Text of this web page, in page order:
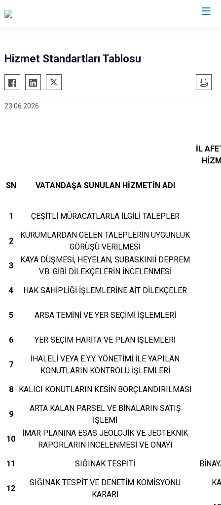
Hizmet Standartları Tablosu
23.06.2026
İL
SN VATANDAŞA SUNULAN HİZMETİN ADI
1 ÇEŞİTLİ MÜRACATLARLA İLGİLİ TALEPLER
2
KURUMLARDAN GELEN TALEPLERİN UYGUNLUK
GÖRÜŞÜ VERİLMESİ
3
KAYA DÜŞMESİ, HEYELAN, SUBASKINIİ DEPREM
V.B. GİBİ DİLEKÇELERİN İNCELENMESİ
4
HAK SAHİPLİĞİ İŞLEMLERİNE AİT DİLEKÇELER
5 ARSA TEMİNİ VE YER SEÇİMİ İŞLEMLERİ
6 YER SEÇİM HARİTA VE PLAN İŞLEMLERİ
7
İHALELİ VEYA E.Y.Y. YÖNETİMİ İLE YAPILAN
KONUTLARIN KONTROLÜ İŞLEMLERİ
8
KALICI KONUTLARIN KESİN BORÇLANDIRILMASI
9
ARTA KALAN PARSEL VE BİNALARIN SATIŞ
İŞLEMİ
10
İMAR PLANINA ESAS JEOLOJİK VE JEOTEKNİK
RAPORLARIN İNCELENMESİ VE ONAYI
11
SIĞINAK TESPİTİ
12
SIĞINAK TESPİT VE DENETİM KOMİSYONU
KARARI